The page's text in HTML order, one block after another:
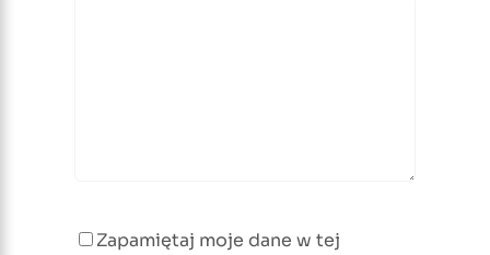
Zapamiętaj moje dane w tej